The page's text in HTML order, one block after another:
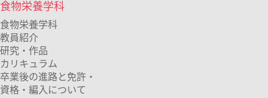
食物栄養学科
食物栄養学科
教員紹介
研究・作品
カリキュラム
卒業後の進路と免許・
資格・編入について